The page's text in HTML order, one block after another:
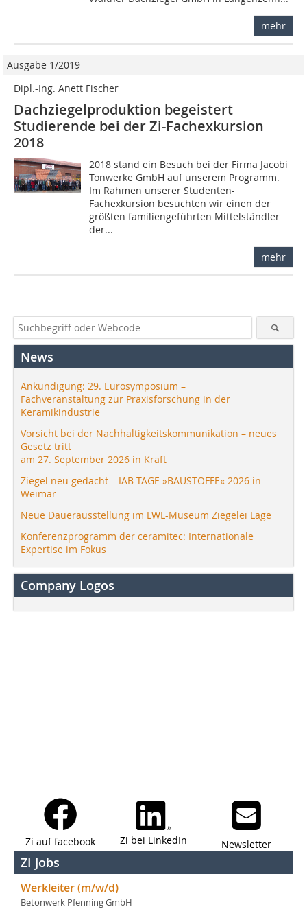
mehr
Ausgabe 1/2019
Dipl.-Ing. Anett Fischer
Dachziegelproduktion begeistert
Studierende bei der Zi-Fachexkursion
2018
2018 stand ein Besuch bei der Firma Jacobi
Tonwerke GmbH auf unserem Programm.
Im Rahmen unserer Studenten-
Fachexkursion besuchten wir einen der
größten familiengeführten Mittelständler
der...
mehr
News
Ankündigung: 29. Eurosymposium –
Fachveranstaltung zur Praxisforschung in der
Keramikindustrie
Vorsicht bei der Nachhaltigkeitskommunikation – neues
Gesetz tritt
am 27. September 2026 in Kraft
Ziegel neu gedacht – IAB-TAGE »BAUSTOFFE« 2026 in
Weimar
Neue Dauerausstellung im LWL-Museum Ziegelei Lage
Konferenzprogramm der ceramitec: Internationale
Expertise im Fokus
Company Logos
Zi auf facebook Zi bei LinkedIn Newsletter
ZI Jobs
Werkleiter (m/w/d)
Betonwerk Pfenning GmbH